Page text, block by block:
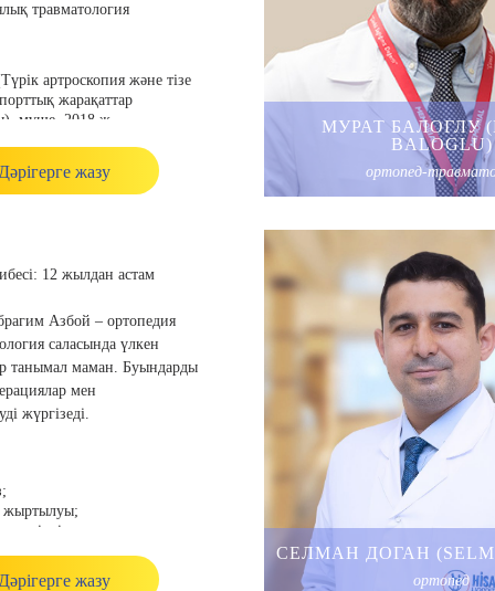
травматология
артроскопия және тізе
жарақаттар
мүше, 2018 ж.
бойынша түрік білім беру
2014 ж.
ортопедия және
халықаралық
түрде
Дәрігерге жазу
МУРАТ БАЛОГЛУ
BALOGLU)
ортопед-
12 жылдан астам
Азбой – ортопедия
саласында үлкен
танымал маман. Буындарды
мен
жүргізеді.
жыртылуы;
үзілуі;
Дәрігерге жазу
СЕЛМАН ДОГАН
ортопед